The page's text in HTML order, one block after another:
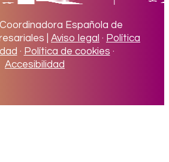
Española de
| Aviso legal · Política
· Política de cookies ·
Accesibilidad